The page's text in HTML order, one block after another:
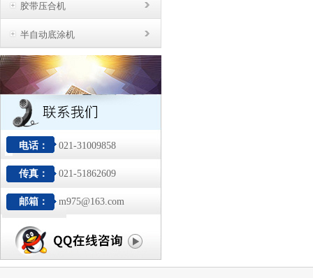
胶带压合机
半自动底涂机
电话： 021-31009858
传真： 021-51862609
邮箱： m975@163.com